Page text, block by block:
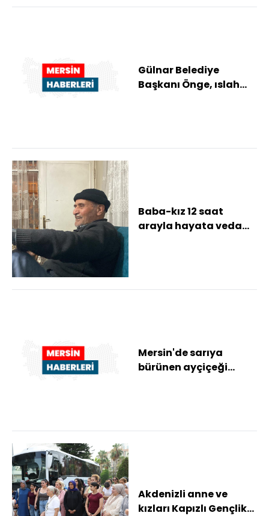
Gülnar Belediye
Başkanı Önge, ıslah
Baba-kız 12 saat
arayla hayata veda
Mersin'de sarıya
bürünen ayçiçeği
Akdenizli anne ve
kızları Kapızlı Gençlik